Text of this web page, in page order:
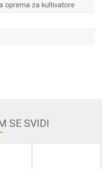
oprema za kultivatore
SE SVIDI